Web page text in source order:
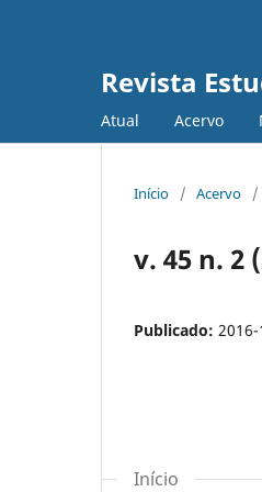
Revista
Atual Acervo
Início / Acervo /
v. 45 n. 2
Publicado:
Início